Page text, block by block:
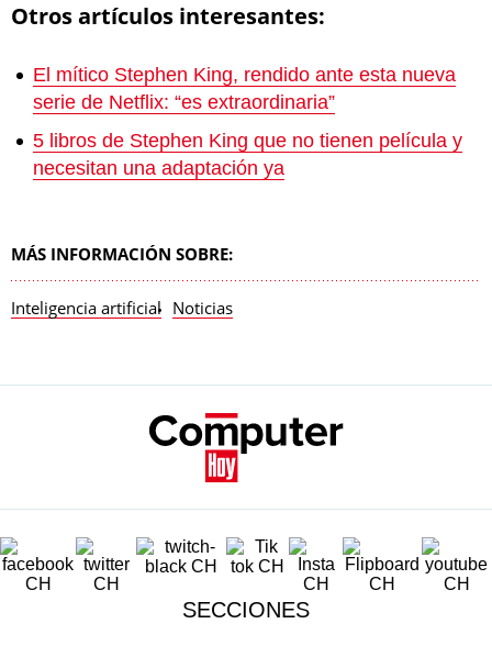
Otros artículos interesantes:
El mítico Stephen King, rendido ante esta nueva
serie de Netflix: “es extraordinaria”
5 libros de Stephen King que no tienen película y
necesitan una adaptación ya
MÁS INFORMACIÓN SOBRE:
Inteligencia artificial Noticias
SECCIONES